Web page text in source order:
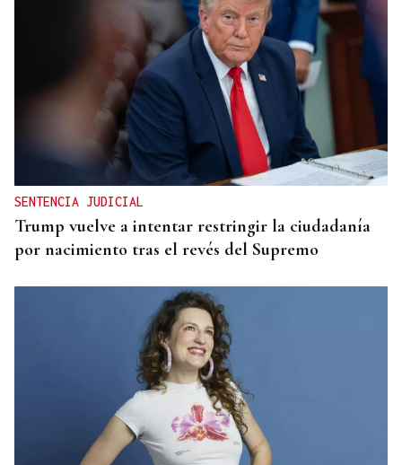
SENTENCIA JUDICIAL
Trump vuelve a intentar restringir la ciudadanía
por nacimiento tras el revés del Supremo